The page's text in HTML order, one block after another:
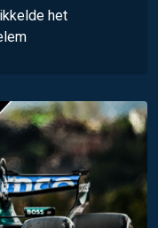
het